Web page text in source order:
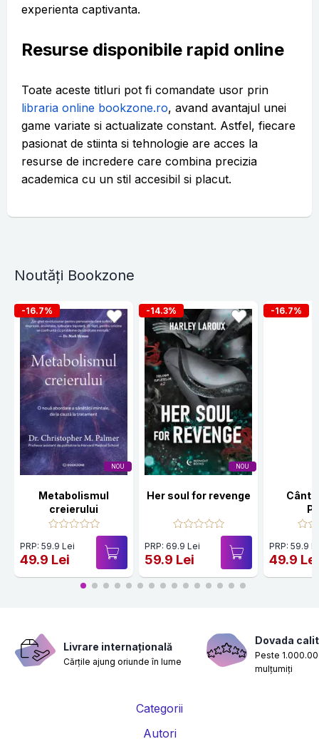
experienta captivanta.
Resurse disponibile rapid online
Toate aceste titluri pot fi comandate usor prin
libraria online bookzone.ro, avand avantajul unei
game variate si actualizate constant. Astfel, fiecare
pasionat de stiinta si tehnologie are acces la
resurse de incredere care combina precizia
academica cu un stil accesibil si placut.
Noutăți Bookzone
NOU
-16.7%
Metabolismul
creierului
PRP: 59.9 Lei
49.9 Lei
NOU
-14.3%
Her soul for revenge
PRP: 69.9 Lei
59.9 Lei
-16.7%
PRP: 59.9
49.9 Lei
Livrare internațională
Cărțile ajung oriunde în lume
Dovada
Peste
mulțumiți
Categorii
Autori